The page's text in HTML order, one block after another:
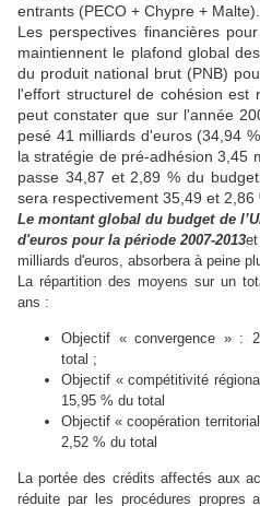
entrants (PECO + Chypre + Malte).
Les perspectives financières
maintiennent le plafond global
du produit national brut (PNB)
l'effort structurel de cohésion
peut constater que sur l'année
pesé 41 milliards d'euros (34,94
la stratégie de pré-adhésion 3,45
passe 34,87 et 2,89 % du
sera respectivement 35,49 et 2,86
Le montant global du budget de
d'euros pour la période 2007-2013
milliards d'euros, absorbera à peine
La répartition des moyens sur un
ans :
Objectif « convergence » :
total ;
Objectif « compétitivité
15,95 % du total
Objectif « coopération
2,52 % du total
La portée des crédits affectés aux
réduite par les procédures propres